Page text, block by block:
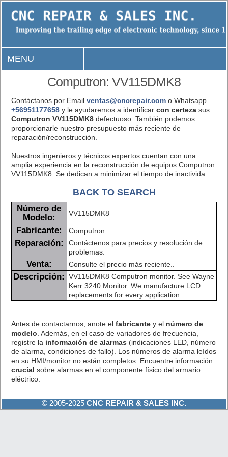
MENU
Computron: VV115DMK8
Contáctanos por Email ventas@cncrepair.como Whatsapp
+56951177658y le ayudaremos a identificar con certezasus
Computron VV115DMK8defectuoso. También podemos
proporcionarle nuestro presupuesto más reciente de
reparación/reconstrucción.
Nuestros ingenieros y técnicos expertos cuentan con una
amplia experiencia en la reconstrucción de equipos Computron
VV115DMK8. Se dedican a minimizar el tiempo de inactivida.
BACK TO SEARCH
Número de
Modelo:
VV115DMK8
Fabricante: Computron
Reparación:
Contáctenos para precios y resolución de
problemas.
Venta: Consulte el precio más reciente..
Descripción:
VV115DMK8 Computron monitor. See Wayne
Kerr 3240 Monitor. We manufacture LCD
replacements for every application.
Antes de contactarnos, anote el fabricantey el número de
modelo . Además, en el caso de variadores de frecuencia,
registre la información de alarmas (indicaciones LED, número
de alarma, condiciones de fallo). Los números de alarma leídos
en su HMI/monitor no están completos. Encuentre información
crucial sobre alarmas en el componente físico del armario
eléctrico.
© 2005-2025 CNC REPAIR & SALES INC.